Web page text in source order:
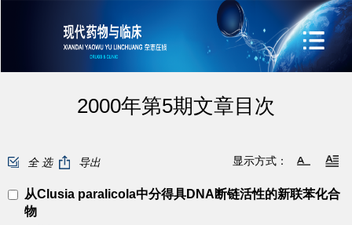
2000年第5期文章目次
全 选 导出 显示方式：
从Clusia paralicola中分得具DNA断链活性的新联苯化合
物